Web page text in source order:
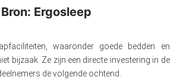
Ergosleep
waaronder goede bedden en
bijzaak. Ze zijn een directe investering in de
de volgende ochtend.